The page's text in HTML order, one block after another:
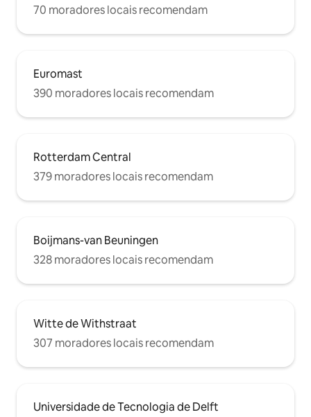
70 moradores locais recomendam
Euromast
390 moradores locais recomendam
Rotterdam Central
379 moradores locais recomendam
Boijmans-van Beuningen
328 moradores locais recomendam
Witte de Withstraat
307 moradores locais recomendam
Universidade de Tecnologia de Delft